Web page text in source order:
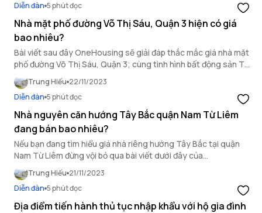
Diễn đàn 5 phút đọc
Nhà mặt phố đường Võ Thị Sáu, Quận 3 hiện có giá
bao nhiêu?
Bài viết sau đây OneHousing sẽ giải đáp thắc mắc giá nhà mặt
phố đường Võ Thị Sáu, Quận 3; cùng tình hình bất động sản TP.
HCM để bạn có thể tham khảo.
Trung Hiếu 22/11/2023
Diễn đàn 5 phút đọc
Nhà nguyên căn hướng Tây Bắc quận Nam Từ Liêm
đang bán bao nhiêu?
Nếu bạn đang tìm hiểu giá nhà riêng hướng Tây Bắc tại quận
Nam Từ Liêm đừng vội bỏ qua bài viết dưới đây của
OneHousing.
Trung Hiếu 21/11/2023
Diễn đàn 5 phút đọc
Địa điểm tiến hành thủ tục nhập khẩu với hộ gia đình